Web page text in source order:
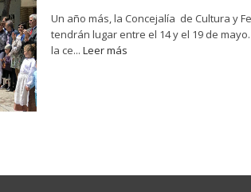
Un año más, la Concejalía de Cultura y
tendrán lugar entre el 14 y el 19 de
la ce... Leer más